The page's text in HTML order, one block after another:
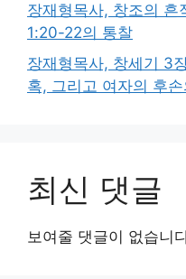
장재형목사, 창조의 흔
1:20-22의 통찰
장재형목사, 창세기 3
혹, 그리고 여자의 후
최신 댓글
보여줄 댓글이 없습니